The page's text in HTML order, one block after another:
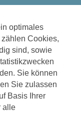
optimales
Cookies,
sind, sowie
Sie können
Sie zulassen
Basis Ihrer
alle